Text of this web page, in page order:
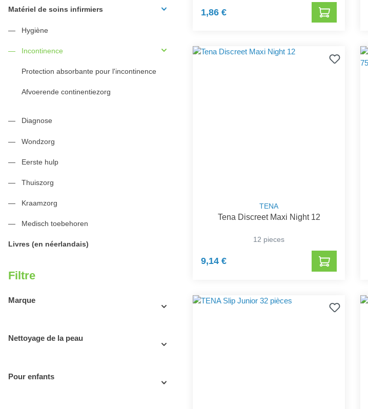
Matériel de soins infirmiers
Hygiène
Incontinence
Protection absorbante pour l'incontinence
Afvoerende continentiezorg
Diagnose
Wondzorg
Eerste hulp
Thuiszorg
Kraamzorg
Medisch toebehoren
Livres (en néerlandais)
Filtre
Marque
Nettoyage de la peau
Pour enfants
1,86 €
TENA
Tena Discreet Maxi Night 12
12 pieces
9,14 €